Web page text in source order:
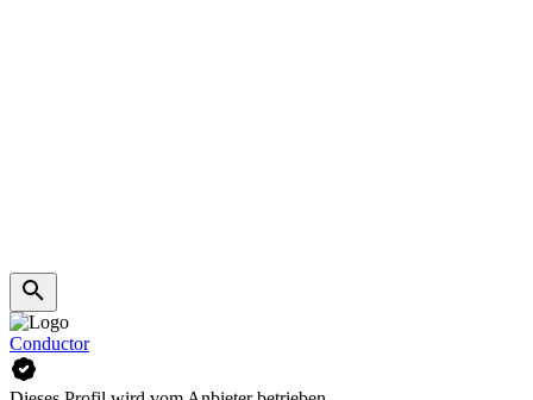
Conductor